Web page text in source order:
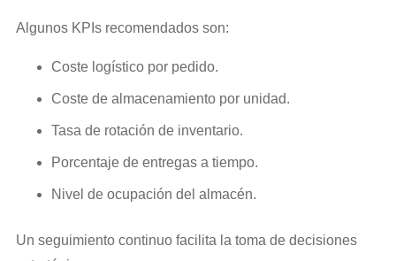
Algunos KPIs recomendados son:
Coste logístico por pedido.
Coste de almacenamiento por unidad.
Tasa de rotación de inventario.
Porcentaje de entregas a tiempo.
Nivel de ocupación del almacén.
Un seguimiento continuo facilita la toma de decisiones